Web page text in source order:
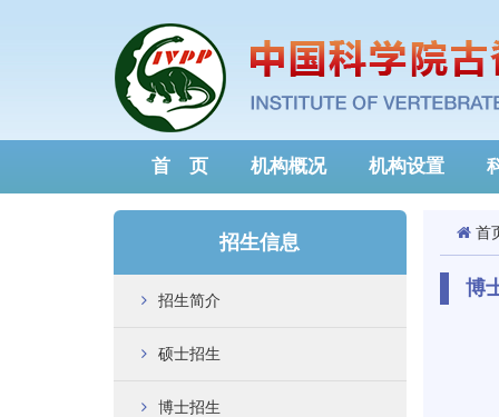
首 页 机构概况 机构设置
招生信息
招生简介
硕士招生
博士招生
首
博